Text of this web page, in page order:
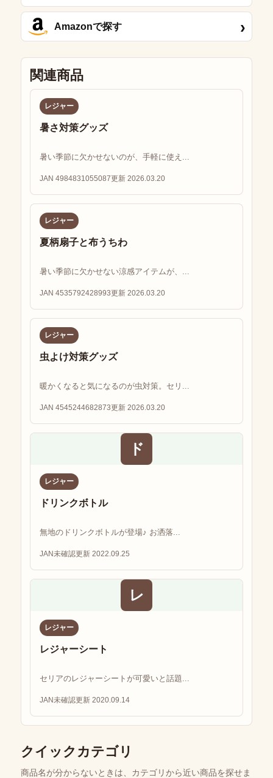
Amazonで探す ›
関連商品
レジャー
暑さ対策グッズ
暑い季節に欠かせないのが、手軽に使え...
JAN 4984831055087更新 2026.03.20
レジャー
夏柄扇子と布うちわ
暑い季節に欠かせない涼感アイテムが、...
JAN 4535792428993更新 2026.03.20
レジャー
虫よけ対策グッズ
暖かくなると気になるのが虫対策。セリ...
JAN 4545244682873更新 2026.03.20
ド
レジャー
ドリンクボトル
無地のドリンクボトルが登場♪ お洒落...
JAN未確認更新 2022.09.25
レ
レジャー
レジャーシート
セリアのレジャーシートが可愛いと話題...
JAN未確認更新 2020.09.14
クイックカテゴリ
商品名が分からないときは、カテゴリから近い商品を探せま